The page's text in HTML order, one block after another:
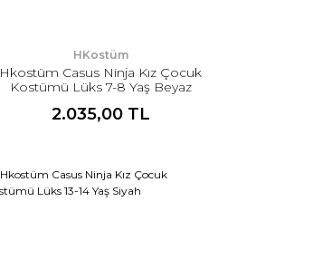
HKostüm
Hkostüm Casus Ninja Kız Çocuk
Kostümü Lüks 7-8 Yaş Beyaz
2.035,00 TL